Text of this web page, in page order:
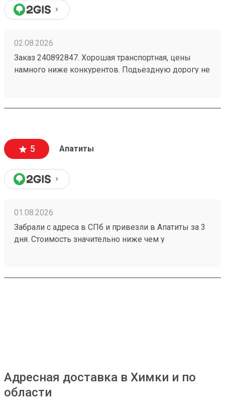
02.08.2026
Заказ 240892847. Хорошая транспортная, цены
намного ниже конкурентов. Подьездную дорогу не
подскажут как лучше упаковать. Заказы
5 Апатиты
01.08.2026
Забрали с адреса в СПб и привезли в Апатиты за 3
дня. Стоимость значительно ниже чем у
компанией! Номер заказа 260691900.
Адресная доставка в Химки и по
области